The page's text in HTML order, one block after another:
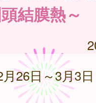
結膜熱～
26日～3月3